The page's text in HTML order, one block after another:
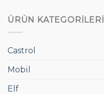
ÜRÜN KATEGORILERI
Castrol
Mobil
Elf